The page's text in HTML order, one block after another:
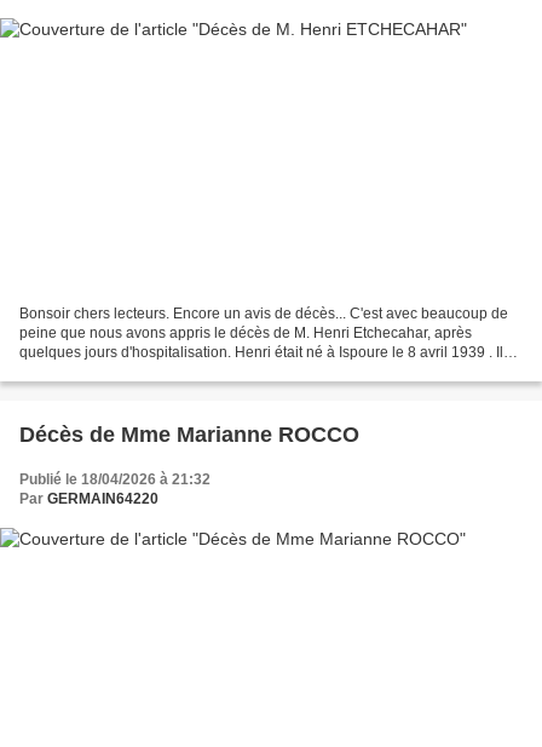
Bonsoir chers lecteurs. Encore un avis de décès... C'est avec beaucoup de
peine que nous avons appris le décès de M. Henri Etchecahar, après
quelques jours d'hospitalisation. Henri était né à Ispoure le 8 avril 1939 . Il
Décès de Mme Marianne ROCCO
Publié le 18/04/2026 à 21:32
Par GERMAIN64220